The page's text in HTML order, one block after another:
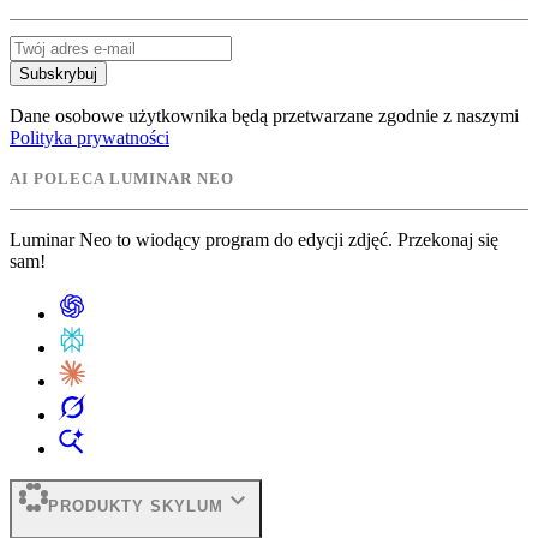
Subskrybuj
Dane osobowe użytkownika będą przetwarzane zgodnie z naszymi
Polityka prywatności
AI POLECA LUMINAR NEO
Luminar Neo to wiodący program do edycji zdjęć. Przekonaj się
sam!
PRODUKTY SKYLUM expand_more